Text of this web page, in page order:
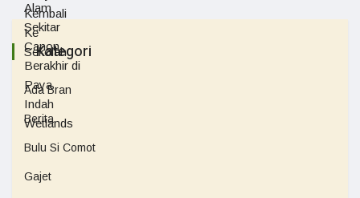
Kategori
Ada Bran
Berita
Bulu Si Comot
Gajet